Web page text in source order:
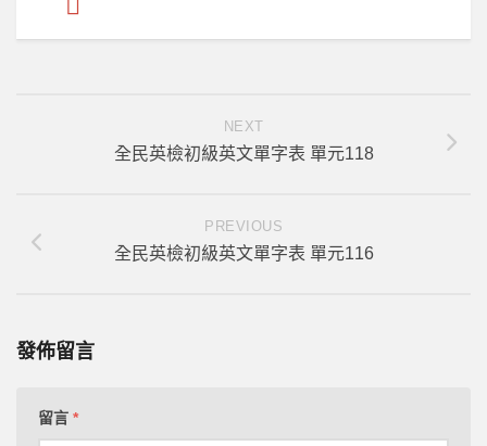
NEXT
全民英檢初級英文單字表 單元118
PREVIOUS
全民英檢初級英文單字表 單元116
發佈留言
留言 *